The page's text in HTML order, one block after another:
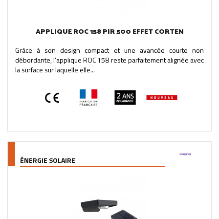
APPLIQUE ROC 158 PIR 500 EFFET CORTEN
Grâce à son design compact et une avancée courte non
débordante, l’applique ROC 158 reste parfaitement alignée avec
la surface sur laquelle elle...
ÉNERGIE SOLAIRE